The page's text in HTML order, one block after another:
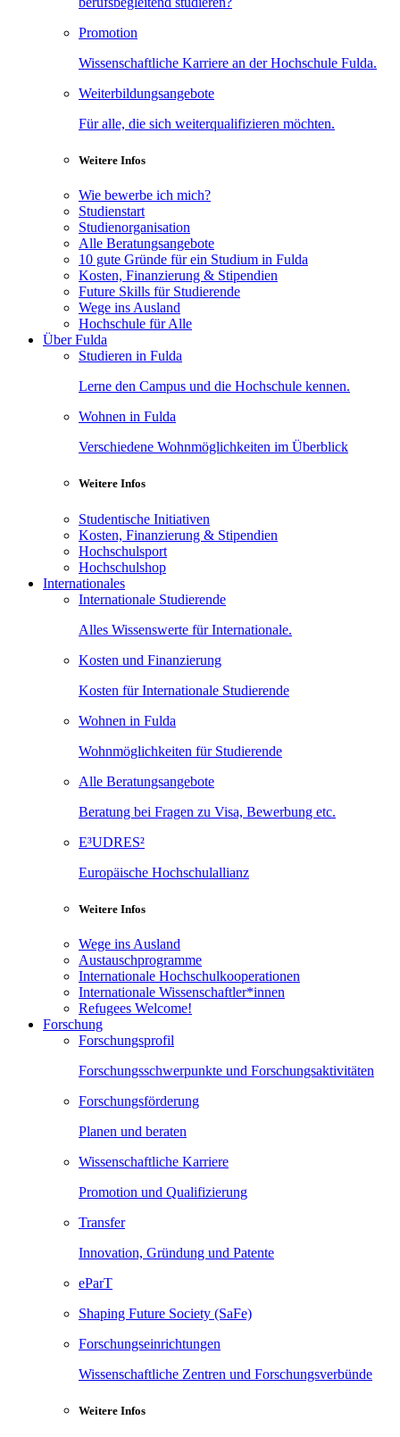
Promotion
Wissenschaftliche Karriere an der Hochschule Fulda.
Weiterbildungsangebote
Für alle, die sich weiterqualifizieren möchten.
Weitere Infos
Wie bewerbe ich mich?
Studienstart
Studienorganisation
Alle Beratungsangebote
10 gute Gründe für ein Studium in Fulda
Kosten, Finanzierung & Stipendien
Future Skills für Studierende
Wege ins Ausland
Hochschule für Alle
Über Fulda
Studieren in Fulda
Lerne den Campus und die Hochschule kennen.
Wohnen in Fulda
Verschiedene Wohnmöglichkeiten im Überblick
Weitere Infos
Studentische Initiativen
Kosten, Finanzierung & Stipendien
Hochschulsport
Hochschulshop
Internationales
Internationale Studierende
Alles Wissenswerte für Internationale.
Kosten und Finanzierung
Kosten für Internationale Studierende
Wohnen in Fulda
Wohnmöglichkeiten für Studierende
Alle Beratungsangebote
Beratung bei Fragen zu Visa, Bewerbung etc.
E³UDRES²
Europäische Hochschulallianz
Weitere Infos
Wege ins Ausland
Austauschprogramme
Internationale Hochschulkooperationen
Internationale Wissenschaftler*innen
Refugees Welcome!
Forschung
Forschungsprofil
Forschungsschwerpunkte und Forschungsaktivitäten
Forschungsförderung
Planen und beraten
Wissenschaftliche Karriere
Promotion und Qualifizierung
Transfer
Innovation, Gründung und Patente
eParT
Shaping Future Society (SaFe)
Forschungseinrichtungen
Wissenschaftliche Zentren und Forschungsverbünde
Weitere Infos